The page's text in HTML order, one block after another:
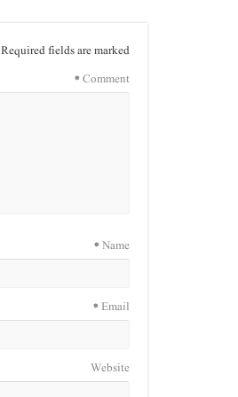
Required fields are marked
Comment
*
Name
*
Email
*
Website